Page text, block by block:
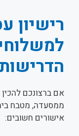
רישיון
אם ברצונכם
ממסעדה, מטבח
אישורים חשובים: